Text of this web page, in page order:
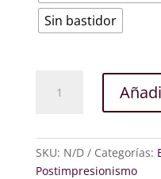
Sin bastidor
muerta
cantidad
SKU: N/D Categorías:
Postimpresionismo